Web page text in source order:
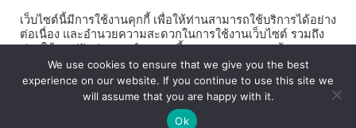
นโยบายการใช้คกกี้
นโยบายความปลอดภัยของข้อมูลสารสนเทศ
เว็บไซต์นี้มีการใช้งานคุกกี้ เพื่อให้ท่านสามารถใช้บริการได้อย่าง
ต่อเนื่อง และอำนวยความสะดวกในการใช้งานเว็บไซต์ รวมถึง
ช่วยให้เราปรับปรุงการนำเสนอเนื้อหาตรงตามความต้องการ
ของท่าน โดยสามารถศึกษารายละเอียดเพิ่มเติมได้ใน นโยบาย
คุกกี้
We use cookies to ensure that we give you the best
experience on our website. If you continue to use this site we
will assume that you are happy with it.
Ok